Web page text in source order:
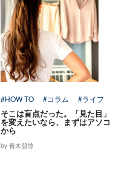
#HOW TO #コラム #ライフ
そこは盲点だった。「見た目」
を変えたいなら、まずはアソコ
から
by 青木朋博